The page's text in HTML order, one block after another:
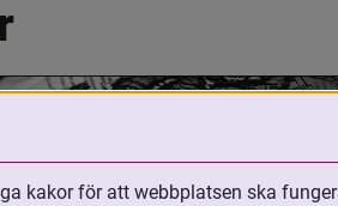
kakor för att webbplatsen ska